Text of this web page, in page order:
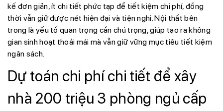
kế đơn giản, ít chi tiết phức tạp để tiết kiệm chi phí, đồng
thời vẫn giữ được nét hiện đại và tiện nghi. Nội thất bên
trong là yếu tố quan trọng cần chú trọng, giúp tạo ra không
gian sinh hoạt thoải mái mà vẫn giữ vững mục tiêu tiết kiệm
ngân sách.
Dự toán chi phí chi tiết để xây
nhà 200 triệu 3 phòng ngủ cấp